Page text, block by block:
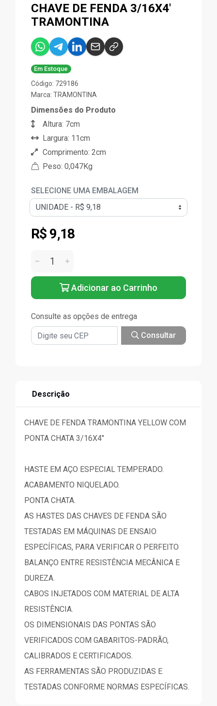
CHAVE DE FENDA 3/16X4'
TRAMONTINA
Em Estoque
Código: 729186
Marca: TRAMONTINA
Dimensões do Produto
Altura: 7cm
Largura: 11cm
Comprimento: 2cm
Peso: 0,047Kg
SELECIONE UMA EMBALAGEM
R$ 9,18
Adicionar ao Carrinho
Consulte as opções de entrega
Consultar
Descrição
CHAVE DE FENDA TRAMONTINA YELLOW COM
PONTA CHATA 3/16X4"
HASTE EM AÇO ESPECIAL TEMPERADO.
ACABAMENTO NIQUELADO.
PONTA CHATA.
AS HASTES DAS CHAVES DE FENDA SÃO
TESTADAS EM MÁQUINAS DE ENSAIO
ESPECÍFICAS, PARA VERIFICAR O PERFEITO
BALANÇO ENTRE RESISTÊNCIA MECÂNICA E
DUREZA.
CABOS INJETADOS COM MATERIAL DE ALTA
RESISTÊNCIA.
OS DIMENSIONAIS DAS PONTAS SÃO
VERIFICADOS COM GABARITOS-PADRÃO,
CALIBRADOS E CERTIFICADOS.
AS FERRAMENTAS SÃO PRODUZIDAS E
TESTADAS CONFORME NORMAS ESPECÍFICAS.